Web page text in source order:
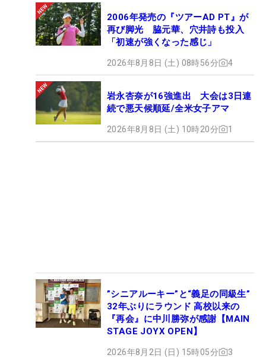
2006年発売の『ツアーAD PT』が
再び脚光 脇元華、穴井詩も投入
「初速が強くなった感じ」
2026年8月8日 (土) 08時56分 4
岩永杏奈が16強進出 大会は3日連
続で悪天候順延/全米女子アマ
2026年8月8日 (土) 10時20分 1
”シニアルーキー”と“義足の同級生”
32年ぶりにラウンド 高校以来の
『再会』に中川勝弥が感謝【MAIN
STAGE JOYX OPEN】
2026年8月2日 (日) 15時05分 3